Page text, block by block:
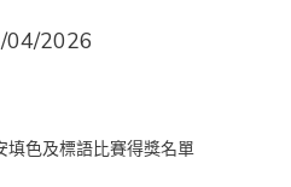
04/2026
填色及標語比賽得獎名單